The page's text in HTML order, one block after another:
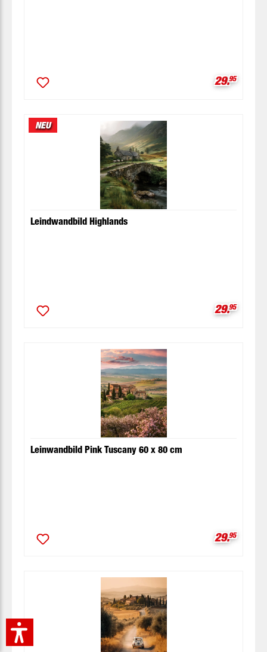
29.95
NEU
Leindwandbild Highlands
29.95
Leinwandbild Pink Tuscany 60 x 80 cm
29.95